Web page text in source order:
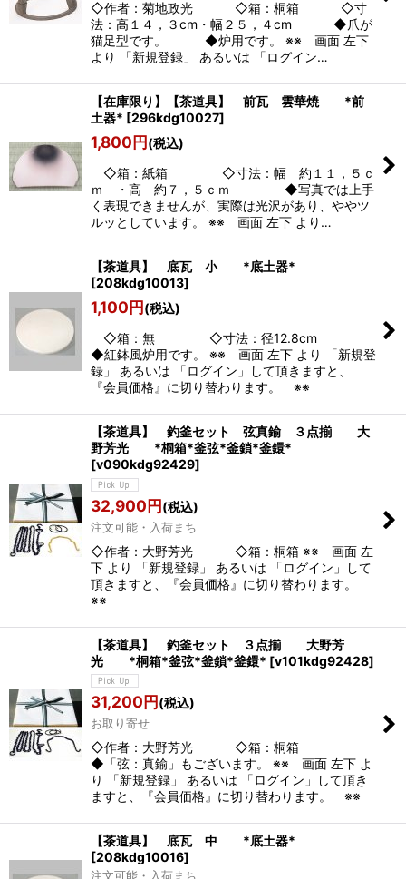
◇作者：菊地政光 ◇箱：桐箱 ◇寸
法：高１４，３cm・幅２５，４cm ◆爪が
猫足型です。 ◆炉用です。 ※※ 画面 左下
より 「新規登録」 あるいは 「ログイン…
【在庫限り】【茶道具】 前瓦 雲華焼 *前
土器* [296kdg10027]
1,800円(税込)
◇箱：紙箱 ◇寸法：幅 約１１，５ｃ
ｍ ・高 約７，５ｃｍ ◆写真では上手
く表現できませんが、実際は光沢があり、ややツ
ルッとしています。 ※※ 画面 左下 より…
【茶道具】 底瓦 小 *底土器*
[208kdg10013]
1,100円(税込)
◇箱：無 ◇寸法：径12.8cm
◆紅鉢風炉用です。 ※※ 画面 左下 より 「新規登
録」 あるいは 「ログイン」して頂きますと、
『会員価格』に切り替わります。 ※※
【茶道具】 釣釜セット 弦真鍮 ３点揃 大
野芳光 *桐箱*釜弦*釜鎖*釜鐶*
[v090kdg92429]
32,900円(税込)
注文可能・入荷まち
◇作者：大野芳光 ◇箱：桐箱 ※※ 画面 左
下 より 「新規登録」 あるいは 「ログイン」して
頂きますと、『会員価格』に切り替わります。
※※
【茶道具】 釣釜セット ３点揃 大野芳
光 *桐箱*釜弦*釜鎖*釜鐶* [v101kdg92428]
31,200円(税込)
お取り寄せ
◇作者：大野芳光 ◇箱：桐箱
◆「弦：真鍮」もございます。 ※※ 画面 左下 よ
り 「新規登録」 あるいは 「ログイン」して頂き
ますと、『会員価格』に切り替わります。 ※※
【茶道具】 底瓦 中 *底土器*
[208kdg10016]
注文可能・入荷まち